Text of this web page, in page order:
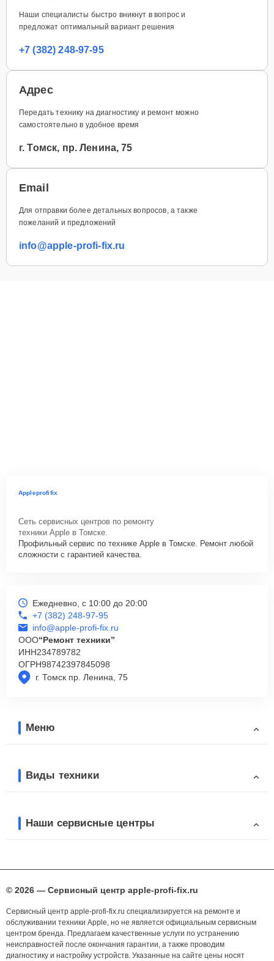
Наши специалисты быстро вникнут в вопрос и
предложат оптимальный вариант решения
+7 (382) 248-97-95
Адрес
Передать технику на диагностику и ремонт можно
самостоятельно в удобное время
г. Томск, пр. Ленина, 75
Email
Для отправки более детальных вопросов, а также
пожеланий и предложений
info@apple-profi-fix.ru
Appleprofifix
Сеть сервисных центров по ремонту
техники Apple в Томске.
Профильный сервис по технике Apple в Томске. Ремонт любой
сложности с гарантией качества.
г. Томск пр. Ленина, 75
Ежедневно, с 10:00 до 20:00
+7 (382) 248-97-95
info@apple-profi-fix.ru
ООО“Ремонт техники”
ИНН234789782
ОГРН98742397845098
Меню
Виды техники
Наши сервисные центры
© 2026 — Сервисный центр apple-profi-fix.ru
Сервисный центр apple-profi-fix.ru специализируется на ремонте и
обслуживании техники Apple, но не является официальным сервисным
центром бренда. Предлагаем качественные услуги по устранению
неисправностей после окончания гарантии, а также проводим
диагностику и настройку устройств. Указанные на сайте цены носят